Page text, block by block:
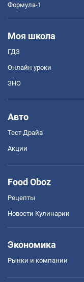
Формула-1
Моя школа
ГДЗ
Онлайн уроки
ЗНО
Авто
Тест Драйв
Акции
Food Oboz
Рецепты
Новости Кулинарии
Экономика
Рынки и компании